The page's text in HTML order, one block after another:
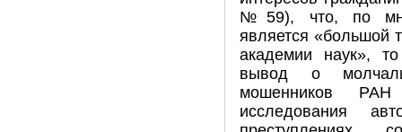
№59), что, по
является «большой
академии наук»,
вывод о
мошенников
исследования